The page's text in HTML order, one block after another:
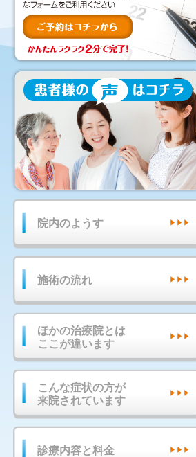
院内のようす
施術の流れ
ほかの治療院とは
ここが違います
こんな症状の方が
来院されています
診療内容と料金